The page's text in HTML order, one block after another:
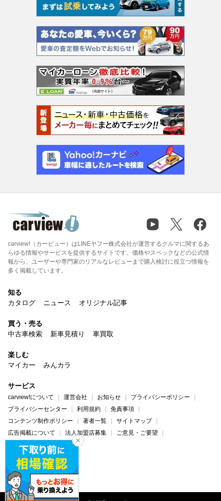
carview!（カービュー）はLINEヤフー株式会社が運営するクルマに関するあ
らゆる情報やサービスを提供するサイトです。価格やスペックなどの公式情
報から、ユーザーや専門家のリアルなレビューまで購入検討に役立つ情報を
多く掲載しています。
知る
カタログ
ニュース オリジナル記事
買う・売る
中古車検索
新車見積り 車買取
楽しむ
マイカー
みんカラ
サービス
carview!について 運営会社 お知らせ
プライバシーポリシー
プライバシーセンター
利用規約
免責事項
コンテンツ制作ポリシー
著者一覧
サイトマップ
広告掲載について
法人加盟店募集
ご意見・ご要望
ヘルプ・お問い合わせ
carview! Yahoo! JAPAN